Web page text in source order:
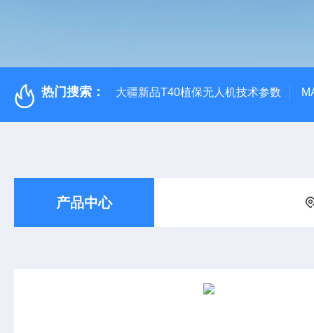
热门搜索： 大疆新品T40植保无人机技术参数
产品中心